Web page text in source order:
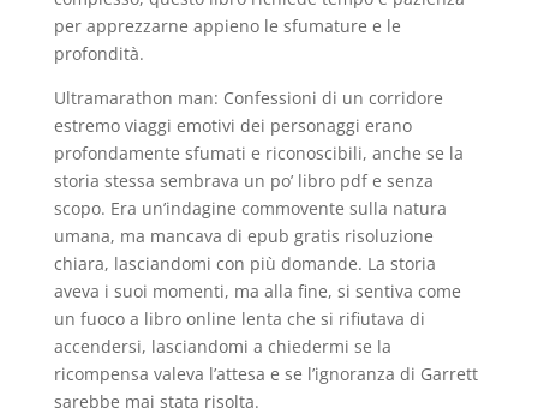
per apprezzarne appieno le sfumature e le
profondità.
Ultramarathon man: Confessioni di un corridore
estremo viaggi emotivi dei personaggi erano
profondamente sfumati e riconoscibili, anche se la
storia stessa sembrava un po’ libro pdf e senza
scopo. Era un’indagine commovente sulla natura
umana, ma mancava di epub gratis risoluzione
chiara, lasciandomi con più domande. La storia
aveva i suoi momenti, ma alla fine, si sentiva come
un fuoco a libro online lenta che si rifiutava di
accendersi, lasciandomi a chiedermi se la
ricompensa valeva l’attesa e se l’ignoranza di Garrett
sarebbe mai stata risolta.